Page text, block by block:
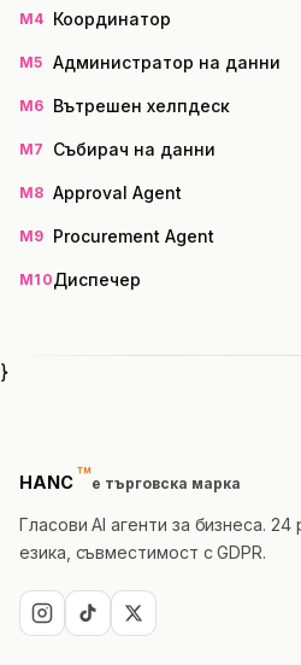
M4 Координатор
M5 Администратор на данни
M6 Вътрешен хелпдеск
M7 Събирач на данни
M8 Approval Agent
M9 Procurement Agent
M10Диспечер
}
HANC™
trademarkе търговска марка
Гласови AI агенти за бизнеса. 24
езика, съвместимост с GDPR.